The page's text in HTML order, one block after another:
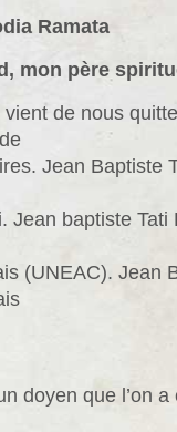
Ramata
mon père
de nous
Jean Baptiste
Jean baptiste
(UNEAC). Jean
doyen que l’on